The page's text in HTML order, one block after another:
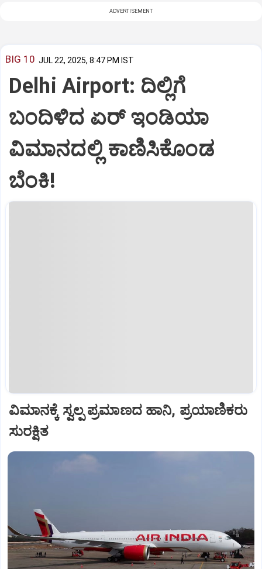
ADVERTISEMENT
BIG 10 JUL 22, 2025, 8:47 PM IST
Delhi Airport: ದಿಲ್ಲಿಗೆ
ಬಂದಿಳಿದ ಏರ್‌ ಇಂಡಿಯಾ
ವಿಮಾನದಲ್ಲಿ ಕಾಣಿಸಿಕೊಂಡ
ಬೆಂಕಿ!
ವಿಮಾನಕ್ಕೆ ಸ್ವಲ್ಪ ಪ್ರಮಾಣದ ಹಾನಿ, ಪ್ರಯಾಣಿಕರು
ಸುರಕ್ಷಿತ